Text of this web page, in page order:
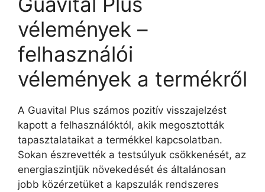
vélemények –
felhasználói
vélemények a termékről
A Guavital Plus számos pozitív visszajelzést
kapott a felhasználóktól, akik megosztották
tapasztalataikat a termékkel kapcsolatban.
Sokan észrevették a testsúlyuk csökkenését, az
energiaszintjük növekedését és általánosan
jobb közérzetüket a kapszulák rendszeres